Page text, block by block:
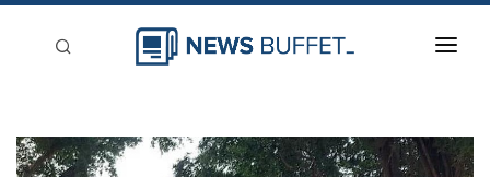
新聞稿分類